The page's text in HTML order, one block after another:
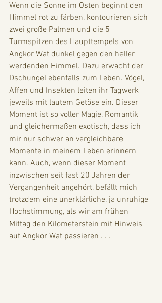
Wenn die Sonne im Osten beginnt den
Himmel rot zu färben, kontourieren sich
zwei große Palmen und die 5
Turmspitzen des Haupttempels von
Angkor Wat dunkel gegen den heller
werdenden Himmel. Dazu erwacht der
Dschungel ebenfalls zum Leben. Vögel,
Affen und Insekten leiten ihr Tagwerk
jeweils mit lautem Getöse ein. Dieser
Moment ist so voller Magie, Romantik
und gleichermaßen exotisch, dass ich
mir nur schwer an vergleichbare
Momente in meinem Leben erinnern
kann. Auch, wenn dieser Moment
inzwischen seit fast 20 Jahren der
Vergangenheit angehört, befällt mich
trotzdem eine unerklärliche, ja unruhige
Hochstimmung, als wir am frühen
Mittag den Kilometerstein mit Hinweis
auf Angkor Wat passieren . . .